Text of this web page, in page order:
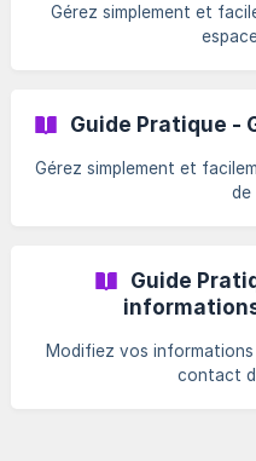
Gérez simplement et
Guide Pratique -
Gérez simplement et
de
Guide
Modifiez vos
contact